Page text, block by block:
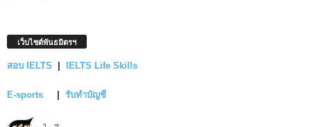
เว็บไซต์พันธมิตรฯ
สอบ IELTS | IELTS Life Skills
E-sports | รับทำบัญชี